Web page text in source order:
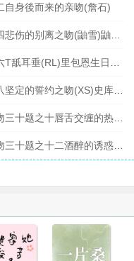
自身後而来的亲吻(詹石)
之四悲伤的别离之吻(鼬雪)鼬生日贺文
之六T舐耳垂(RL)里包恩生日贺文
之八坚定的誓约之吻(XS)史库瓦罗生日贺文
亲吻三十题之十唇舌交缠的热吻(土银)银时生日贺文
亲吻三十题之十二酒醉的诱惑之吻(XS)XAXUS生日贺文